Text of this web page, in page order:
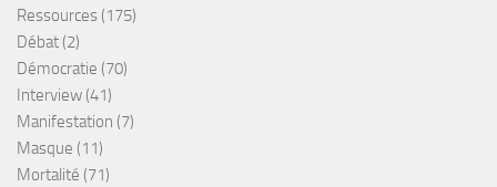
Ressources (175)
Débat (2)
Démocratie (70)
Interview (41)
Manifestation (7)
Masque (11)
Mortalité (71)